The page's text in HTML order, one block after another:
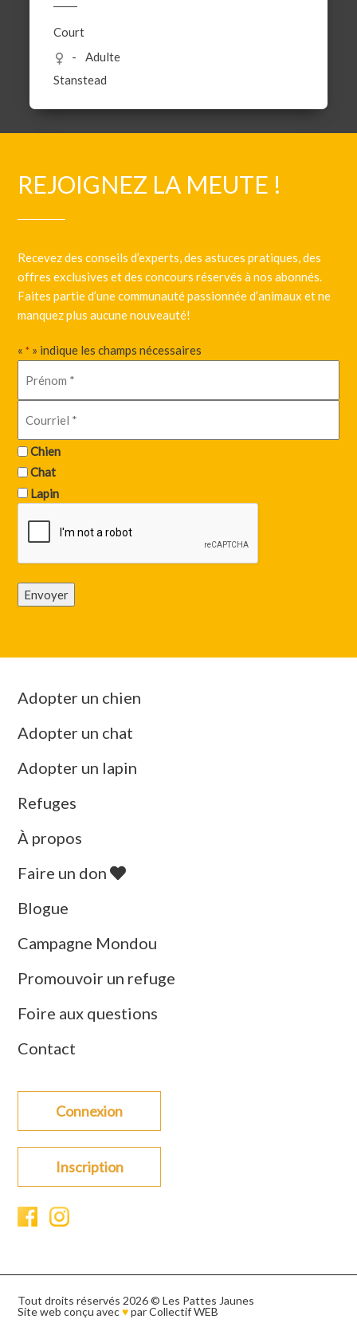
Court
Adulte
Stanstead
REJOIGNEZ LA MEUTE !
Recevez des conseils d’experts, des astuces pratiques, des
offres exclusives et des concours réservés à nos abonnés.
Faites partie d’une communauté passionnée d’animaux et ne
manquez plus aucune nouveauté!
«* » indique les champs nécessaires
Chien
Chat
Lapin
Envoyer
Adopter un chien
Adopter un chat
Adopter un lapin
Refuges
À propos
Faire un don
Blogue
Campagne Mondou
Promouvoir un refuge
Foire aux questions
Contact
Connexion
Inscription
Tout droits réservés 2026 © Les Pattes Jaunes
Site web conçu avec♥parCollectif WEB